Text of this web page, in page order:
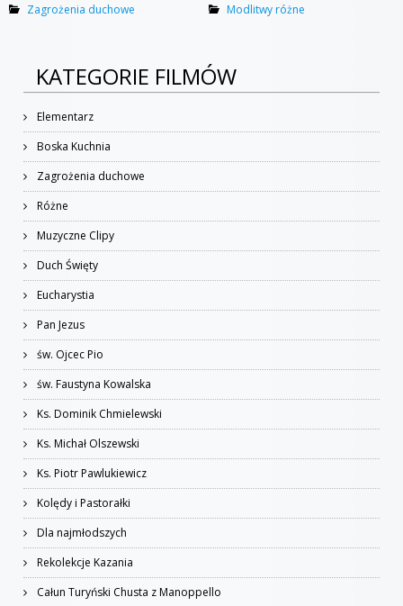
Zagrożenia duchowe
Modlitwy różne
KATEGORIE FILMÓW
Elementarz
Boska Kuchnia
Zagrożenia duchowe
Różne
Muzyczne Clipy
Duch Święty
Eucharystia
Pan Jezus
św. Ojcec Pio
św. Faustyna Kowalska
Ks. Dominik Chmielewski
Ks. Michał Olszewski
Ks. Piotr Pawlukiewicz
Kolędy i Pastorałki
Dla najmłodszych
Rekolekcje Kazania
Całun Turyński Chusta z Manoppello